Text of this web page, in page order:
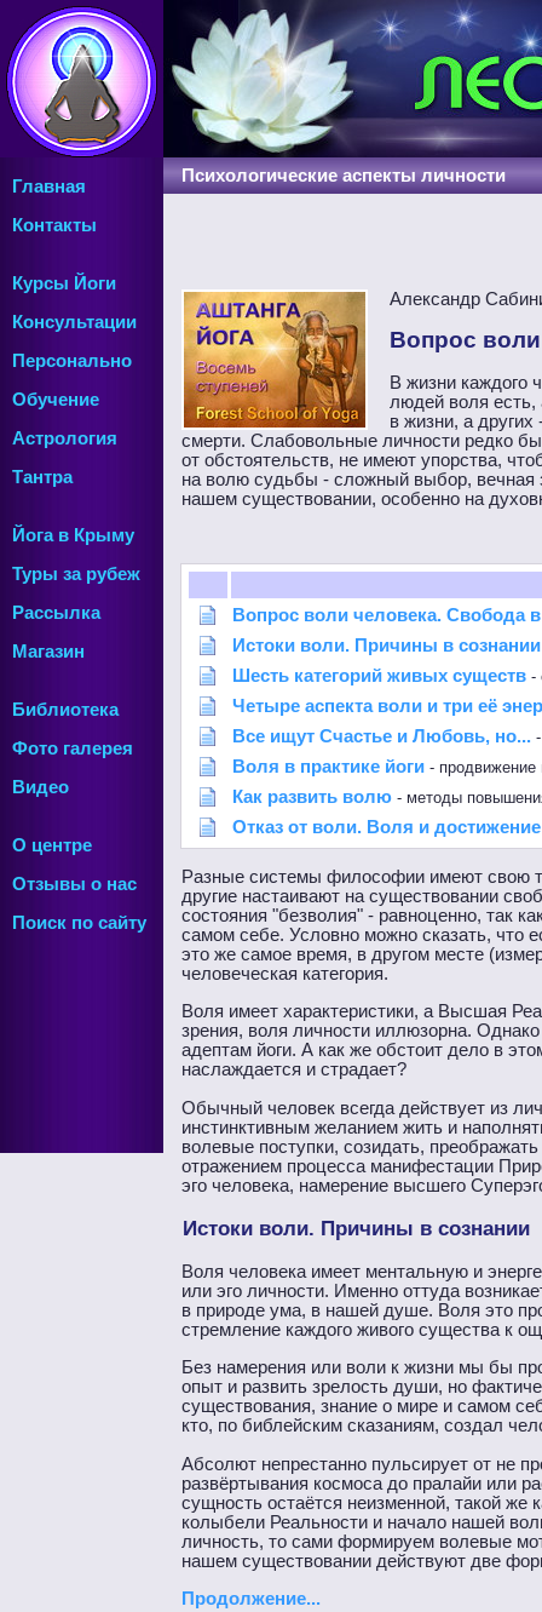
Главная
Контакты
Курсы Йоги
Консультации
Персонально
Обучение
Астрология
Тантра
Йога в Крыму
Туры за рубеж
Рассылка
Магазин
Библиотека
Фото галерея
Видео
О центре
Отзывы о нас
Поиск по сайту
Психологические аспекты личности
Александр
Вопрос
В жизни каждого
людей воля есть,
в жизни, а
смерти. Слабовольные личности редко
от обстоятельств, не имеют упорства,
на волю судьбы - сложный выбор, вечная
нашем существовании, особенно на
Вопрос воли человека. Свобода
Истоки воли. Причины в сознании
Шесть категорий живых существ -
Четыре аспекта воли и три её
Все ищут Счастье и Любовь, но...
Воля в практике йоги - продвижение
Как развить волю - методы
Отказ от воли. Воля и
Разные системы философии имеют свою
другие настаивают на существовании
состояния "безволия" - равноценно, так
самом себе. Условно можно сказать, что
это же самое время, в другом месте
человеческая категория.
Воля имеет характеристики, а Высшая
зрения, воля личности иллюзорна.
адептам йоги. А как же обстоит дело в
наслаждается и страдает?
Обычный человек всегда действует из
инстинктивным желанием жить и
волевые поступки, созидать,
отражением процесса манифестации
эго человека, намерение высшего
Истоки воли. Причины в сознании
Воля человека имеет ментальную и
или эго личности. Именно оттуда
в природе ума, в нашей душе. Воля это
стремление каждого живого существа к
Без намерения или воли к жизни мы бы
опыт и развить зрелость души, но
существования, знание о мире и самом
кто, по библейским сказаниям, создал
Абсолют непрестанно пульсирует от не
развёртывания космоса до пралайи или
сущность остаётся неизменной, такой
колыбели Реальности и начало нашей
личность, то сами формируем волевые
нашем существовании действуют две
Продолжение...